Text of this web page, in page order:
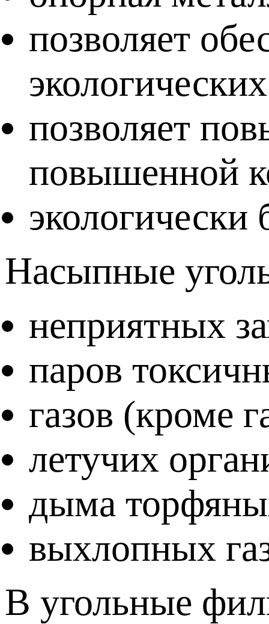
позволяет
позволяет
повышенной
экологически
Насыпные
неприятных
паров
газов (кроме
летучих
дыма
выхлопных
В угольные